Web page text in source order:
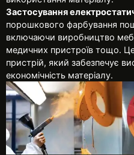
Застосування
порошкового фарбування
включаючи виробництво
медичних пристроїв тощо.
пристрій, який забезпечує
економічність матеріалу.